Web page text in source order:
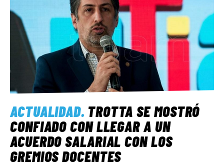
ACTUALIDAD. TROTTA SE MOSTRÓ
CONFIADO CON LLEGAR A UN
ACUERDO SALARIAL CON LOS
GREMIOS DOCENTES